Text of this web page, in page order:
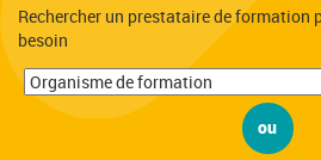
Rechercher un prestataire de formation
besoin
ou